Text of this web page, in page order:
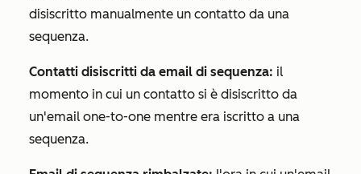
disiscritto manualmente un contatto da una
sequenza.
Contatti disiscritti da email di sequenza: il
momento in cui un contatto si è disiscritto da
un'email one-to-one mentre era iscritto a una
sequenza.